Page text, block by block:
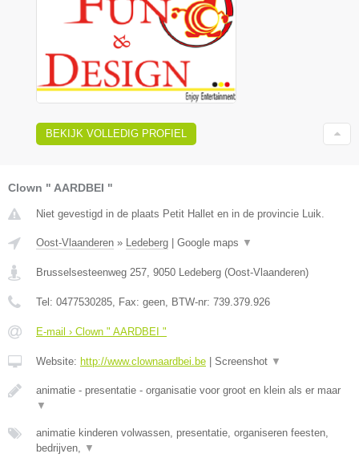
BEKIJK VOLLEDIG PROFIEL
Clown " AARDBEI "
Niet gevestigd in de plaats Petit Hallet en in de provincie Luik.
Oost-Vlaanderen » Ledeberg Google maps ▼
Brusselsesteenweg 257, 9050 Ledeberg (Oost-Vlaanderen)
Tel: 0477530285, Fax: geen, BTW-nr: 739.379.926
E-mail › Clown " AARDBEI "
Website: http://www.clownaardbei.be Screenshot ▼
animatie - presentatie - organisatie voor groot en klein als er maar
▼
animatie kinderen volwassen, presentatie, organiseren feesten,
bedrijven, ▼